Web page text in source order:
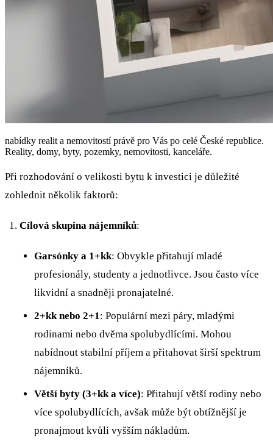
nabídky realit a nemovitostí právě pro Vás po celé České republice.
Reality, domy, byty, pozemky, nemovitosti, kanceláře.
Při rozhodování o velikosti bytu k investici je důležité
zohlednit několik faktorů:
Cílová skupina nájemníků:
Garsónky a 1+kk: Obvykle přitahují mladé
profesionály, studenty a jednotlivce. Jsou často více
likvidní a snadněji pronajatelné.
2+kk nebo 2+1: Populární mezi páry, mladými
rodinami nebo dvěma spolubydlícími. Mohou
nabídnout stabilní příjem a přitahovat širší spektrum
nájemníků.
Větší byty (3+kk a více): Přitahují větší rodiny nebo
více spolubydlících, avšak může být obtížnější je
pronajmout kvůli vyšším nákladům.